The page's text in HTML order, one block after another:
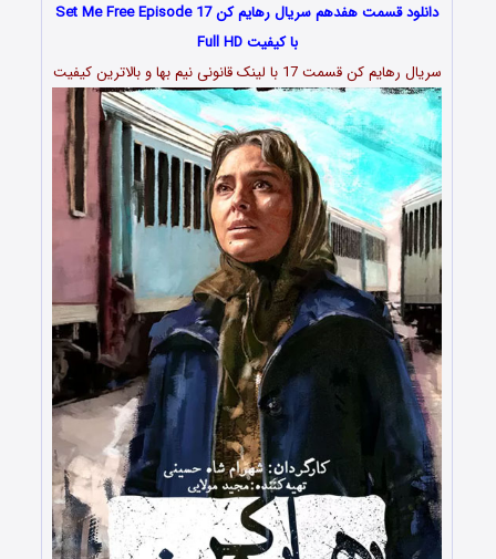
دانلود قسمت هفدهم سریال رهایم کن Set Me Free Episode 17
با کیفیت Full HD
سریال رهایم کن قسمت 17 با لینک قانونی نیم بها و بالاترین کیفیت